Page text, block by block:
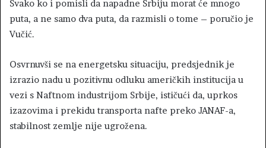
Svako ko i pomisli da napadne Srbiju morat će mnogo
puta, a ne samo dva puta, da razmisli o tome – poručio je
Vučić.
Osvrnuvši se na energetsku situaciju, predsjednik je
izrazio nadu u pozitivnu odluku američkih institucija u
vezi s Naftnom industrijom Srbije, ističući da, uprkos
izazovima i prekidu transporta nafte preko JANAF-a,
stabilnost zemlje nije ugrožena.